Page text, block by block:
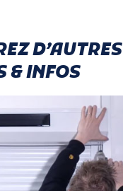
D’AUTRES
& INFOS